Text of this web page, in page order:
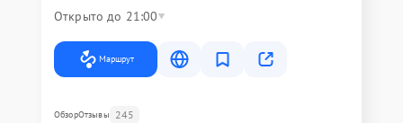
Открыто до 21:00
Маршрут
ОбзорОтзывы 245